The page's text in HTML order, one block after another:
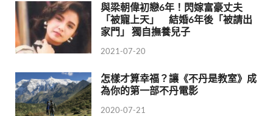
與梁朝偉初戀6年！閃嫁富豪丈夫
「被寵上天」 結婚6年後「被請出
家門」 獨自撫養兒子
2021-07-20
怎樣才算幸福？讓《不丹是教室》成
為你的第一部不丹電影
2020-07-21